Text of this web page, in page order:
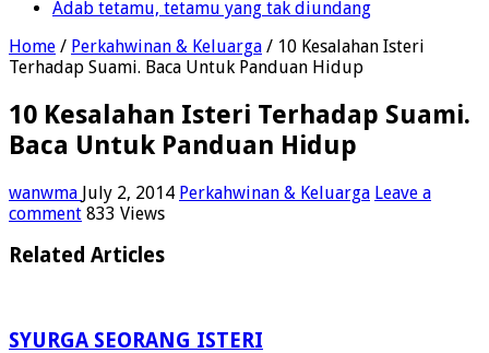
Adab tetamu, tetamu yang tak diundang
Home / Perkahwinan & Keluarga / 10 Kesalahan Isteri
Terhadap Suami. Baca Untuk Panduan Hidup
10 Kesalahan Isteri Terhadap Suami.
Baca Untuk Panduan Hidup
wanwma July 2, 2014 Perkahwinan & Keluarga Leave a
comment 833 Views
Related Articles
SYURGA SEORANG ISTERI